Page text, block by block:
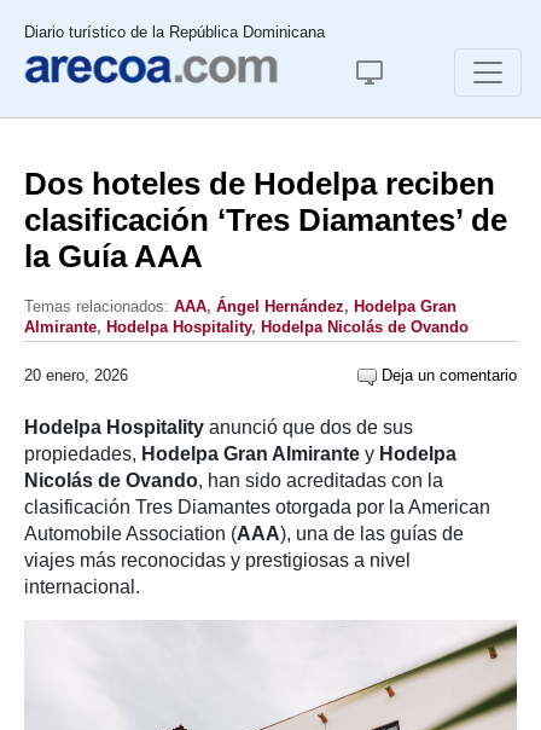
Diario turístico de la República Dominicana
Dos hoteles de Hodelpa reciben
clasificación ‘Tres Diamantes’ de
la Guía AAA
Temas relacionados: AAA, Ángel Hernández, Hodelpa Gran
Almirante, Hodelpa Hospitality, Hodelpa Nicolás de Ovando
20 enero, 2026 Deja un comentario
Hodelpa Hospitality anunció que dos de sus
propiedades, Hodelpa Gran Almirante y Hodelpa
Nicolás de Ovando, han sido acreditadas con la
clasificación Tres Diamantes otorgada por la American
Automobile Association (AAA), una de las guías de
viajes más reconocidas y prestigiosas a nivel
internacional.